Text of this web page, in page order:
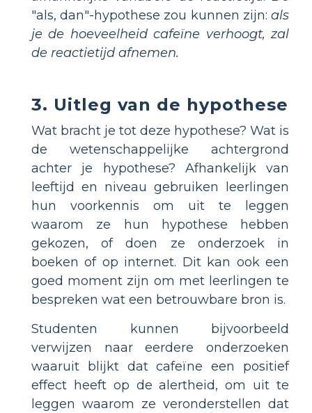
"als, dan"-hypothese zou kunnen zijn: als
je de hoeveelheid cafeïne verhoogt, zal
de reactietijd afnemen.
3. Uitleg van de hypothese
Wat bracht je tot deze hypothese? Wat is
de wetenschappelijke achtergrond
achter je hypothese? Afhankelijk van
leeftijd en niveau gebruiken leerlingen
hun voorkennis om uit te leggen
waarom ze hun hypothese hebben
gekozen, of doen ze onderzoek in
boeken of op internet. Dit kan ook een
goed moment zijn om met leerlingen te
bespreken wat een betrouwbare bron is.
Studenten kunnen bijvoorbeeld
verwijzen naar eerdere onderzoeken
waaruit blijkt dat cafeïne een positief
effect heeft op de alertheid, om uit te
leggen waarom ze veronderstellen dat